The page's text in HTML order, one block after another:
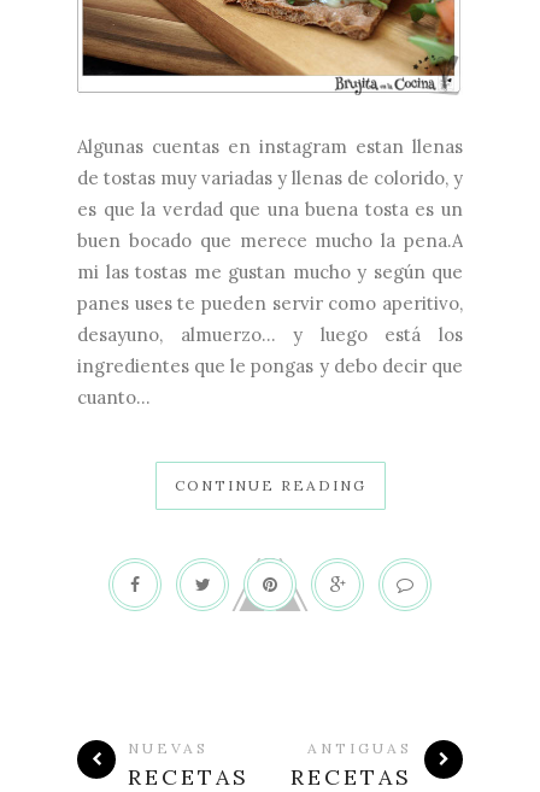
Algunas cuentas en instagram estan llenas
de tostas muy variadas y llenas de colorido, y
es que la verdad que una buena tosta es un
buen bocado que merece mucho la pena.A
mi las tostas me gustan mucho y según que
panes uses te pueden servir como aperitivo,
desayuno, almuerzo... y luego está los
ingredientes que le pongas y debo decir que
cuanto...
CONTINUE READING
NUEVAS
RECETAS
ANTIGUAS
RECETAS